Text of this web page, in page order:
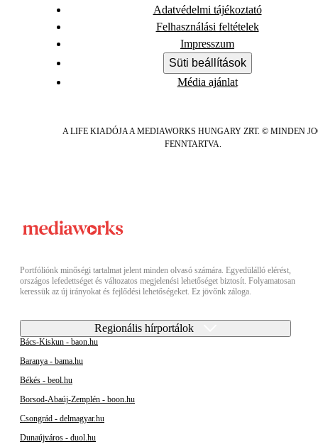
Adatvédelmi tájékoztató
Felhasználási feltételek
Impresszum
Süti beállítások
Média ajánlat
A LIFE KIADÓJA A MEDIAWORKS HUNGARY ZRT. © MINDEN
FENNTARTVA.
Portfóliónk minőségi tartalmat jelent minden olvasó számára. Egyedülálló elérést,
országos lefedettséget és változatos megjelenési lehetőséget biztosít. Folyamatosan
keressük az új irányokat és fejlődési lehetőségeket. Ez jövőnk záloga.
Regionális hírportálok
Bács-Kiskun - baon.hu
Baranya - bama.hu
Békés - beol.hu
Borsod-Abaúj-Zemplén - boon.hu
Csongrád - delmagyar.hu
Dunaújváros - duol.hu